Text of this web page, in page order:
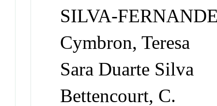
SILVA-
Cymbron, Teresa
Sara Duarte Silva
Bettencourt, C.